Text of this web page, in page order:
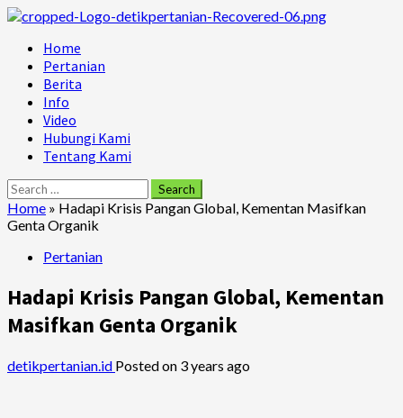
Skip
content
Primary
Menu
Home
Pertanian
Berita
Info
Video
Hubungi Kami
Tentang Kami
Search
for:
Home » Hadapi Krisis Pangan Global, Kementan Masifkan
Genta Organik
Pertanian
Hadapi Krisis Pangan Global, Kementan
Masifkan Genta Organik
detikpertanian.id Posted on 3 years ago